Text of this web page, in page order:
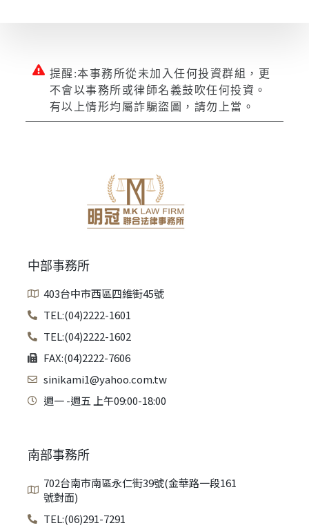
提醒:本事務所從未加入任何投資群組，更
不會以事務所或律師名義鼓吹任何投資。
有以上情形均屬詐騙盜圖，請勿上當。
中部事務所
403台中市西區四維街45號
TEL:(04)2222-1601
TEL:(04)2222-1602
FAX:(04)2222-7606
sinikami1@yahoo.com.tw
週一 -週五 上午09:00-18:00
南部事務所
702台南市南區永仁街39號(金華路一段161
號對面)
TEL:(06)291-7291